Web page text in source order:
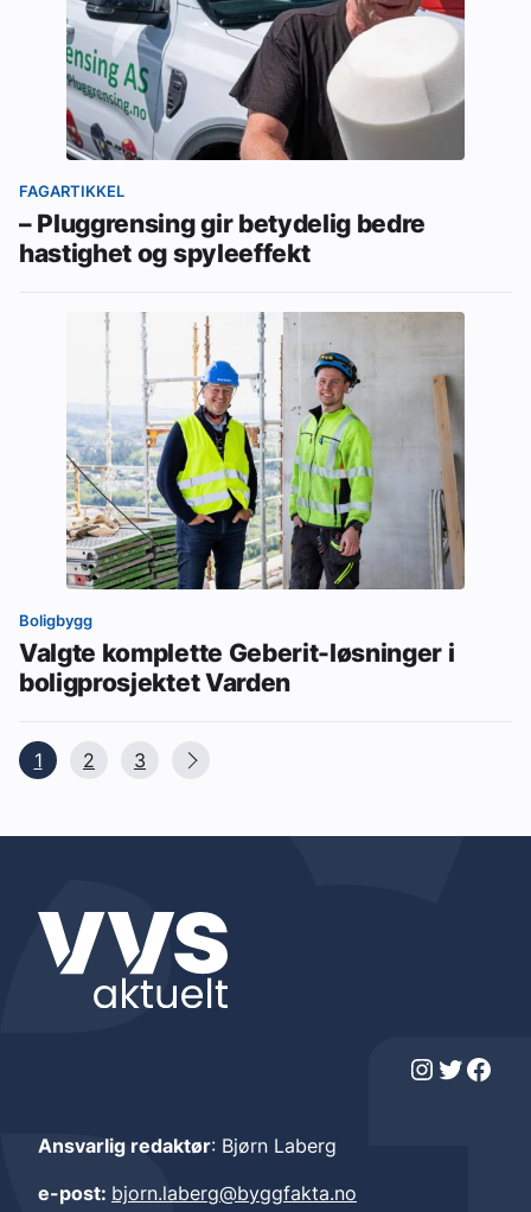
FAGARTIKKEL
– Pluggrensing gir betydelig bedre
hastighet og spyleeffekt
Boligbygg
Valgte komplette Geberit-løsninger i
boligprosjektet Varden
1 2 3
Instagram Twitter Facebook
Ansvarlig redaktør: Bjørn Laberg
e-post: bjorn.laberg@byggfakta.no